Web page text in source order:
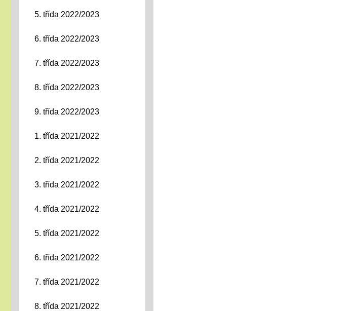
5. třída 2022/2023
6. třída 2022/2023
7. třída 2022/2023
8. třída 2022/2023
9. třída 2022/2023
1. třída 2021/2022
2. třída 2021/2022
3. třída 2021/2022
4. třída 2021/2022
5. třída 2021/2022
6. třída 2021/2022
7. třída 2021/2022
8. třída 2021/2022